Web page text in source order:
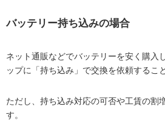
バッテリー持ち込みの場合
ネット通販などでバッテリーを安く購入
ップに「持ち込み」で交換を依頼するこ
ただし、持ち込み対応の可否や工賃の割
す。